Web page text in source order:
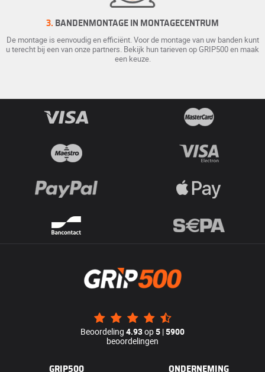
3. BANDENMONTAGE IN MONTAGECENTRUM
De montage is eenvoudig en efficiënt. Voor de montage van uw banden kunt
u terecht bij een van onze partners. Bekijk hun tarieven op GRIP500 en maak
een keuze.
Beoordeling 4.93op5 |5900
beoordelingen
GRIP500 ONDERNEMING